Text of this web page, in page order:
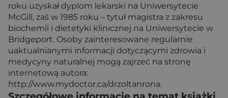
roku uzyskał dyplom lekarski na Uniwersytecie
McGill, zaś w 1985 roku – tytuł magistra z zakresu
biochemii i dietetyki klinicznej na Uniwersytecie w
Bridgeport. Osoby zainteresowane regularnie
uaktualnianymi informacji dotyczącymi zdrowia i
medycyny naturalnej mogą zajrzeć na stronę
internetową autora:
http://www.mydoctor.ca/drzoltanrona.